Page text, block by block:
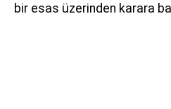
bir esas üzerinden karara